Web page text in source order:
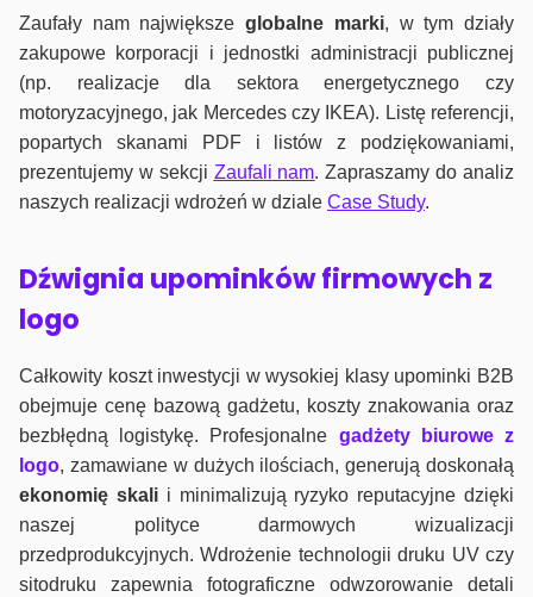
Zaufały nam największeglobalne marki, w tym działy
zakupowe korporacji i jednostki administracji publicznej
(np. realizacje dla sektora energetycznego czy
motoryzacyjnego, jak Mercedes czy IKEA). Listę referencji,
popartych skanami PDF i listów z podziękowaniami,
prezentujemy w sekcji Zaufali nam. Zapraszamy do analiz
naszych realizacji wdrożeń w dziale Case Study.
Dźwignia upominków firmowych z
logo
Całkowity koszt inwestycji w wysokiej klasy upominki B2B
obejmuje cenę bazową gadżetu, koszty znakowania oraz
bezbłędną logistykę. Profesjonalne gadżety biurowe z
logo, zamawiane w dużych ilościach, generują doskonałą
ekonomię skalii minimalizują ryzyko reputacyjne dzięki
naszej polityce darmowych wizualizacji
przedprodukcyjnych. Wdrożenie technologii druku UV czy
sitodruku zapewnia fotograficzne odwzorowanie detali